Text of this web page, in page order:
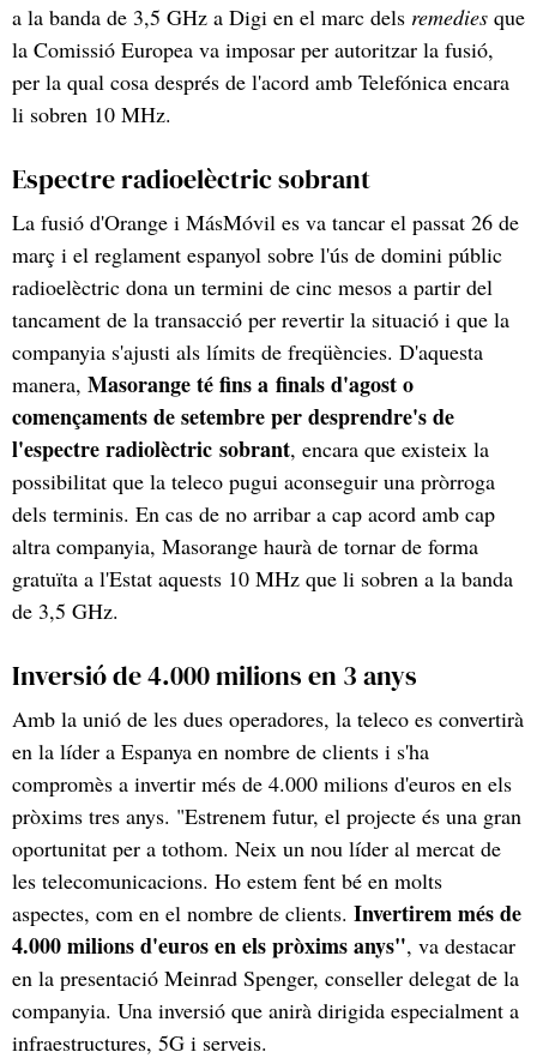
a la banda de 3,5 GHz a Digi en el marc dels remedies que
la Comissió Europea va imposar per autoritzar la fusió,
per la qual cosa després de l'acord amb Telefónica encara
li sobren 10 MHz.
Espectre radioelèctric sobrant
La fusió d'Orange i MásMóvil es va tancar el passat 26 de
març i el reglament espanyol sobre l'ús de domini públic
radioelèctric dona un termini de cinc mesos a partir del
tancament de la transacció per revertir la situació i que la
companyia s'ajusti als límits de freqüències. D'aquesta
manera, Masorange té fins a finals d'agost o
començaments de setembre per desprendre's de
l'espectre radiolèctric sobrant, encara que existeix la
possibilitat que la teleco pugui aconseguir una pròrroga
dels terminis. En cas de no arribar a cap acord amb cap
altra companyia, Masorange haurà de tornar de forma
gratuïta a l'Estat aquests 10 MHz que li sobren a la banda
de 3,5 GHz.
Inversió de 4.000 milions en 3 anys
Amb la unió de les dues operadores, la teleco es convertirà
en la líder a Espanya en nombre de clients i s'ha
compromès a invertir més de 4.000 milions d'euros en els
pròxims tres anys. "Estrenem futur, el projecte és una gran
oportunitat per a tothom. Neix un nou líder al mercat de
les telecomunicacions. Ho estem fent bé en molts
aspectes, com en el nombre de clients. Invertirem més de
4.000 milions d'euros en els pròxims anys", va destacar
en la presentació Meinrad Spenger, conseller delegat de la
companyia. Una inversió que anirà dirigida especialment a
infraestructures, 5G i serveis.